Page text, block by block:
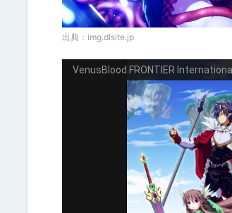
出典： img.dlsite.jp